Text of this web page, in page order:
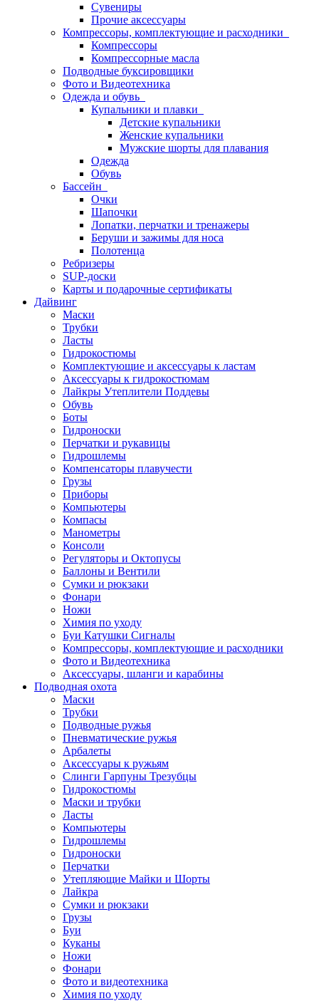
Сувениры
Прочие аксессуары
Компрессоры, комплектующие и расходники
Компрессоры
Компрессорные масла
Подводные буксировщики
Фото и Видеотехника
Одежда и обувь
Купальники и плавки
Детские купальники
Женские купальники
Мужские шорты для плавания
Одежда
Обувь
Бассейн
Очки
Шапочки
Лопатки, перчатки и тренажеры
Беруши и зажимы для носа
Полотенца
Ребризеры
SUP-доски
Карты и подарочные сертификаты
Дайвинг
Маски
Трубки
Ласты
Гидрокостюмы
Комплектующие и аксессуары к ластам
Аксессуары к гидрокостюмам
Лайкры Утеплители Поддевы
Обувь
Боты
Гидроноски
Перчатки и рукавицы
Гидрошлемы
Компенсаторы плавучести
Грузы
Приборы
Компьютеры
Компасы
Манометры
Консоли
Регуляторы и Октопусы
Баллоны и Вентили
Сумки и рюкзаки
Фонари
Ножи
Химия по уходу
Буи Катушки Сигналы
Компрессоры, комплектующие и расходники
Фото и Видеотехника
Аксессуары, шланги и карабины
Подводная охота
Маски
Трубки
Подводные ружья
Пневматические ружья
Арбалеты
Аксессуары к ружьям
Слинги Гарпуны Трезубцы
Гидрокостюмы
Маски и трубки
Ласты
Компьютеры
Гидрошлемы
Гидроноски
Перчатки
Утепляющие Майки и Шорты
Лайкра
Сумки и рюкзаки
Грузы
Буи
Куканы
Ножи
Фонари
Фото и видеотехника
Химия по уходу